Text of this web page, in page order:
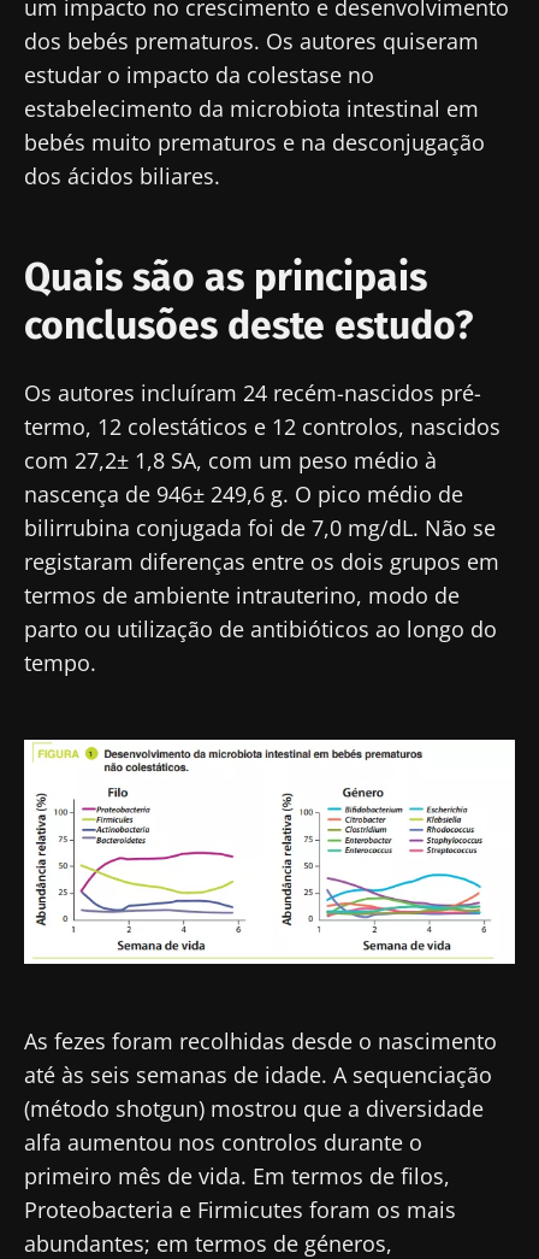
um impacto no crescimento e desenvolvimento
dos bebés prematuros. Os autores quiseram
estudar o impacto da colestase no
estabelecimento da microbiota intestinal em
bebés muito prematuros e na desconjugação
dos ácidos biliares.
Quais são as principais
conclusões deste estudo?
Os autores incluíram 24 recém-nascidos pré-
termo, 12 colestáticos e 12 controlos, nascidos
com 27,2± 1,8 SA, com um peso médio à
nascença de 946± 249,6 g. O pico médio de
bilirrubina conjugada foi de 7,0 mg/dL. Não se
registaram diferenças entre os dois grupos em
termos de ambiente intrauterino, modo de
parto ou utilização de antibióticos ao longo do
tempo.
Imagem
As fezes foram recolhidas desde o nascimento
até às seis semanas de idade. A sequenciação
(método shotgun) mostrou que a diversidade
alfa aumentou nos controlos durante o
primeiro mês de vida. Em termos de filos,
Proteobacteria e Firmicutes foram os mais
abundantes; em termos de géneros,